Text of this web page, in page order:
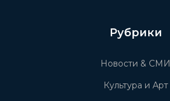
Рубрики
Новости & СМИ
Культура и Арт